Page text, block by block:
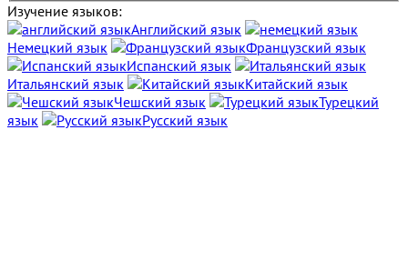
Изучение языков:
Английский язык
Немецкий язык
Французский язык
Испанский язык
Итальянский язык
Китайский язык
Чешский язык
Турецкий
язык
Русский язык